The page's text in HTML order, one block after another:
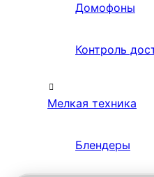
Домофоны
Контроль
Мелкая техника
Блендеры